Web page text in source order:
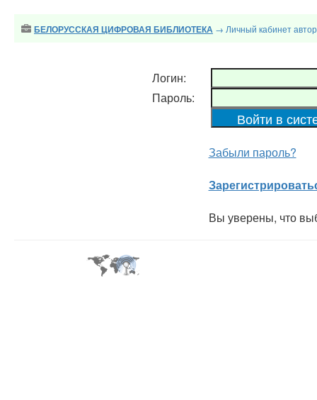
БЕЛОРУССКАЯ ЦИФРОВАЯ БИБЛИОТЕКА → Личный кабинет
Логин:
Пароль:
Забыли пароль?
Вы уверены, что